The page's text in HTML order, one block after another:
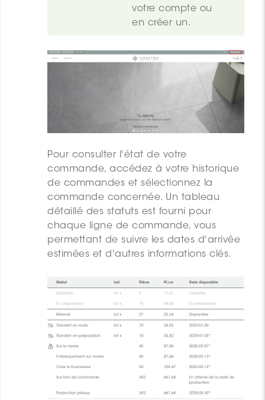
votre compte ou
en créer un.
Pour consulter l'état de votre
commande, accédez à votre historique
de commandes et sélectionnez la
commande concernée. Un tableau
détaillé des statuts est fourni pour
chaque ligne de commande, vous
permettant de suivre les dates d'arrivée
estimées et d'autres informations clés.